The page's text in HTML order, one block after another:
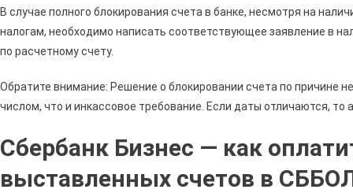
В случае полного блокирования счета в банке, несмотря на
налогам, необходимо написать соответствующее заявление в
по расчетному счету.
Обратите внимание: Решение о блокировании счета по причине
числом, что и инкассовое требование. Если даты отличаются, то
Сбербанк Бизнес — как
выставленных счетов в